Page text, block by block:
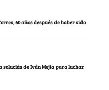
60 años después de haber sido
solución de Iván Mejía para luchar